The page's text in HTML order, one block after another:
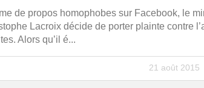
de propos homophobes sur Facebook, le
Lacroix décide de porter plainte contre
Alors qu’il é...
21 août 2015